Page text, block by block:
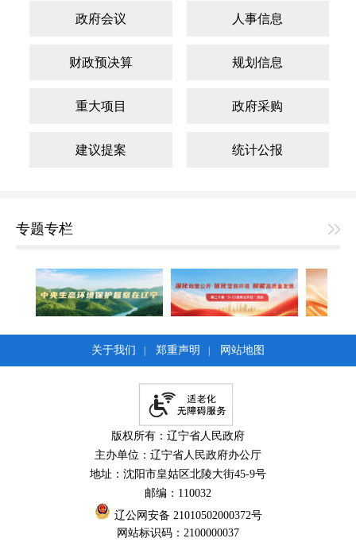
政府会议 人事信息
财政预决算 规划信息
重大项目 政府采购
建议提案 统计公报
专题专栏
关于我们 | 郑重声明 | 网站地图
版权所有：辽宁省人民政府
主办单位：辽宁省人民政府办公厅
地址：沈阳市皇姑区北陵大街45-9号
邮编：110032
辽公网安备 21010502000372号
网站标识码：2100000037